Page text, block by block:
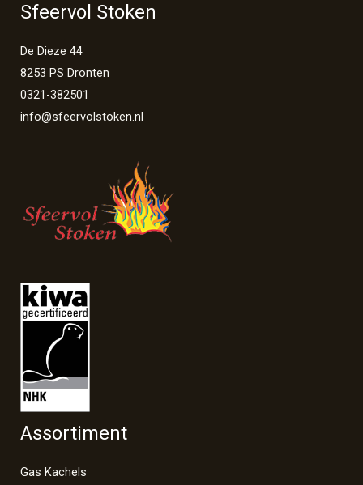
Sfeervol Stoken
De Dieze 44
8253 PS Dronten
0321-382501
info@sfeervolstoken.nl
Assortiment
Gas Kachels